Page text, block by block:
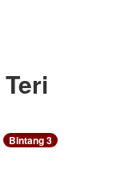
Teri
Bintang 3